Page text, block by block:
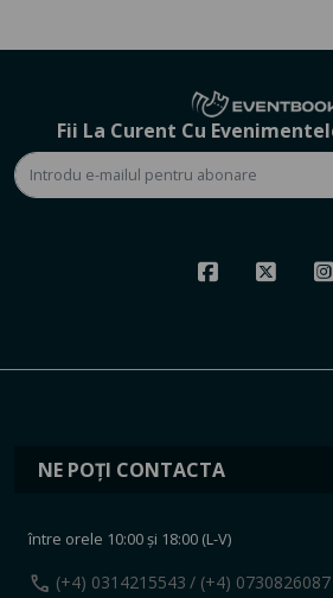
Fii La Curent Cu
NE POȚI CONTACTA
între orele 10:00 și 18:00 (L-V)
call (+4) 0314215543 / (+4) 0730826087